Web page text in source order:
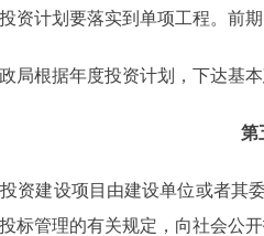
划要落实到单项工程。前期
据年度投资计划，下达基本
第
设项目由建设单位或者其委
标管理的有关规定，向社会公